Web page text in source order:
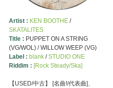
Artist : KEN BOOTHE/
SKATALITES
Title : PUPPET ON A STRING
(VG/WOL) / WILLOW WEEP (VG)
Label : blank/STUDIO ONE
Riddim : [Rock Steady/Ska]
【USED/中古】 [名曲!/代表曲]、